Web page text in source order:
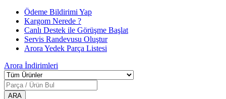
Ödeme Bildirimi Yap
Kargom Nerede ?
Canlı Destek ile Görüşme Başlat
Servis Randevusu Oluştur
Arora Yedek Parça Listesi
Arora İndirimleri